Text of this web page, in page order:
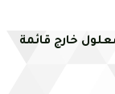
خارج قائمة